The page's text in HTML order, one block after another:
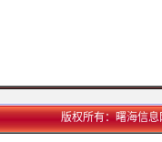
版权所有：曙海信息